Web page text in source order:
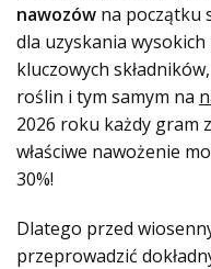
nawozów na początku
dla uzyskania
kluczowych
roślin i tym samym na
2026 roku każdy gram
właściwe nawożenie
30%!
Dlatego przed
przeprowadzić